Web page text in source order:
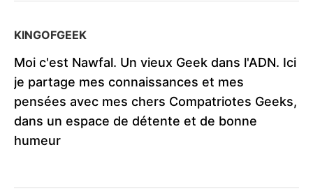
KINGOFGEEK
Moi c'est Nawfal. Un vieux Geek dans l'ADN. Ici
je partage mes connaissances et mes
pensées avec mes chers Compatriotes Geeks,
dans un espace de détente et de bonne
humeur